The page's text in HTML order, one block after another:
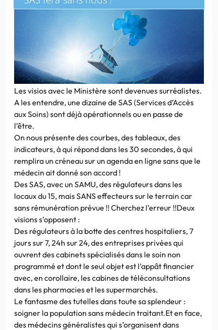
Les visios avec le Ministère sont devenues surréalistes.
A les entendre, une dizaine de SAS (Services d’Accès
aux Soins) sont déjà opérationnels ou en passe de
l’être.
On nous présente des courbes, des tableaux, des
indicateurs, à qui répond dans les 30 secondes, à qui
remplira un créneau sur un agenda en ligne sans que le
médecin ait donné son accord !
Des SAS, avec un SAMU, des régulateurs dans les
locaux du 15, mais SANS effecteurs sur le terrain car
sans rémunération prévue !! Cherchez l’erreur !!Deux
visions s’opposent :
Des régulateurs à la botte des centres hospitaliers, 7
jours sur 7, 24h sur 24, des entreprises privées qui
ouvrent des cabinets spécialisés dans le soin non
programmé et dont le seul objet est l’appât financier
avec, en corollaire, les cabines de téléconsultations
dans les pharmacies et les supermarchés.
Le fantasme des tutelles dans toute sa splendeur :
soigner la population sans médecin traitant.Et en face,
des médecins généralistes qui s’organisent dans